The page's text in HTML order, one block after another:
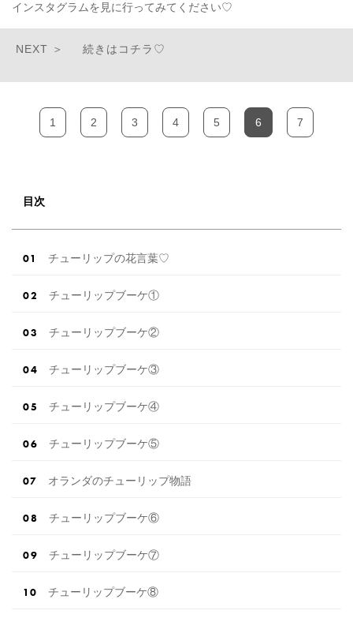
インスタグラムを見に行ってみてください♡
続きはコチラ♡
1 2 3 4 5 6 7
目次
チューリップの花言葉♡
チューリップブーケ①
チューリップブーケ②
チューリップブーケ③
チューリップブーケ④
チューリップブーケ⑤
オランダのチューリップ物語
チューリップブーケ⑥
チューリップブーケ⑦
チューリップブーケ⑧